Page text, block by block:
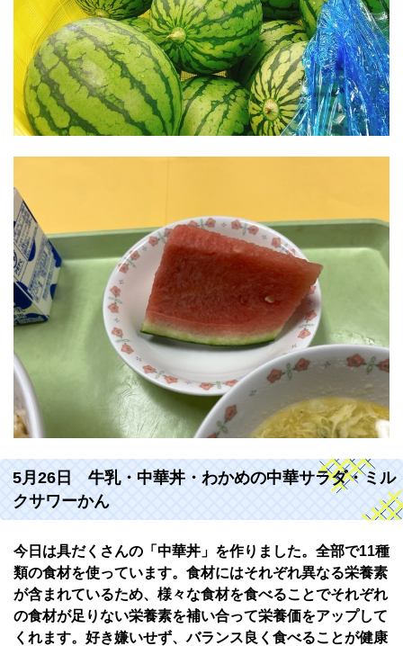
5月26日 牛乳・中華丼・わかめの中華サラダ・ミル
クサワーかん
今日は具だくさんの「中華丼」を作りました。全部で11種
類の食材を使っています。食材にはそれぞれ異なる栄養素
が含まれているため、様々な食材を食べることでそれぞれ
の食材が足りない栄養素を補い合って栄養価をアップして
くれます。好き嫌いせず、バランス良く食べることが健康